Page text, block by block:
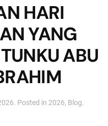
HARI
YANG
ABU
. Posted in 2026, Blog.